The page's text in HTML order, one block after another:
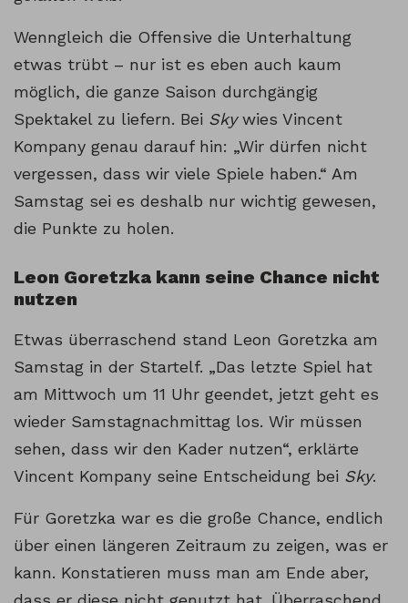
Wenngleich die Offensive die Unterhaltung
etwas trübt – nur ist es eben auch kaum
möglich, die ganze Saison durchgängig
Spektakel zu liefern. Bei Skywies Vincent
Kompany genau darauf hin: „Wir dürfen nicht
vergessen, dass wir viele Spiele haben.“ Am
Samstag sei es deshalb nur wichtig gewesen,
die Punkte zu holen.
Leon Goretzka kann seine Chance nicht
nutzen
Etwas überraschend stand Leon Goretzka am
Samstag in der Startelf. „Das letzte Spiel hat
am Mittwoch um 11 Uhr geendet, jetzt geht es
wieder Samstagnachmittag los. Wir müssen
sehen, dass wir den Kader nutzen“, erklärte
Vincent Kompany seine Entscheidung bei Sky.
Für Goretzka war es die große Chance, endlich
über einen längeren Zeitraum zu zeigen, was er
kann. Konstatieren muss man am Ende aber,